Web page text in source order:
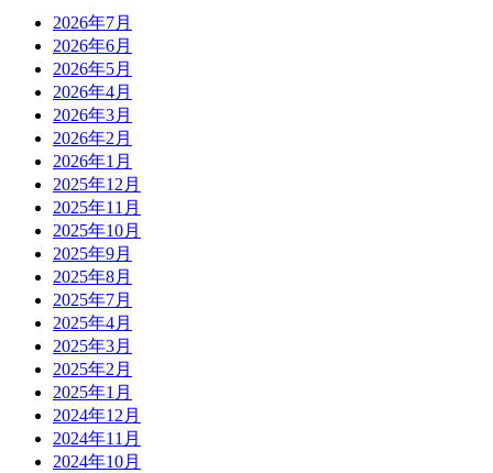
2026年7月
2026年6月
2026年5月
2026年4月
2026年3月
2026年2月
2026年1月
2025年12月
2025年11月
2025年10月
2025年9月
2025年8月
2025年7月
2025年4月
2025年3月
2025年2月
2025年1月
2024年12月
2024年11月
2024年10月